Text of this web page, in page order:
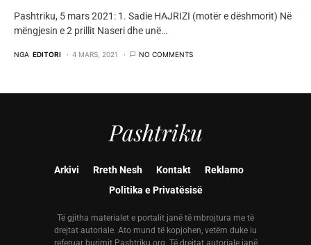
Pashtriku, 5 mars 2021: 1. Sadie HAJRIZI (motër e dëshmorit) Në
mëngjesin e 2 prillit Naseri dhe unë…
NGA EDITORI 4 MARS, 2021 NO COMMENTS
Pashtriku
Arkivi Rreth Nesh Kontakt
Reklamo
Politika e Privatësisë
Të gjitha materialet e portalit janë të mbrojtura me të
drejtat autoriale. Ato mund të kopjohen, vetëm duke iu